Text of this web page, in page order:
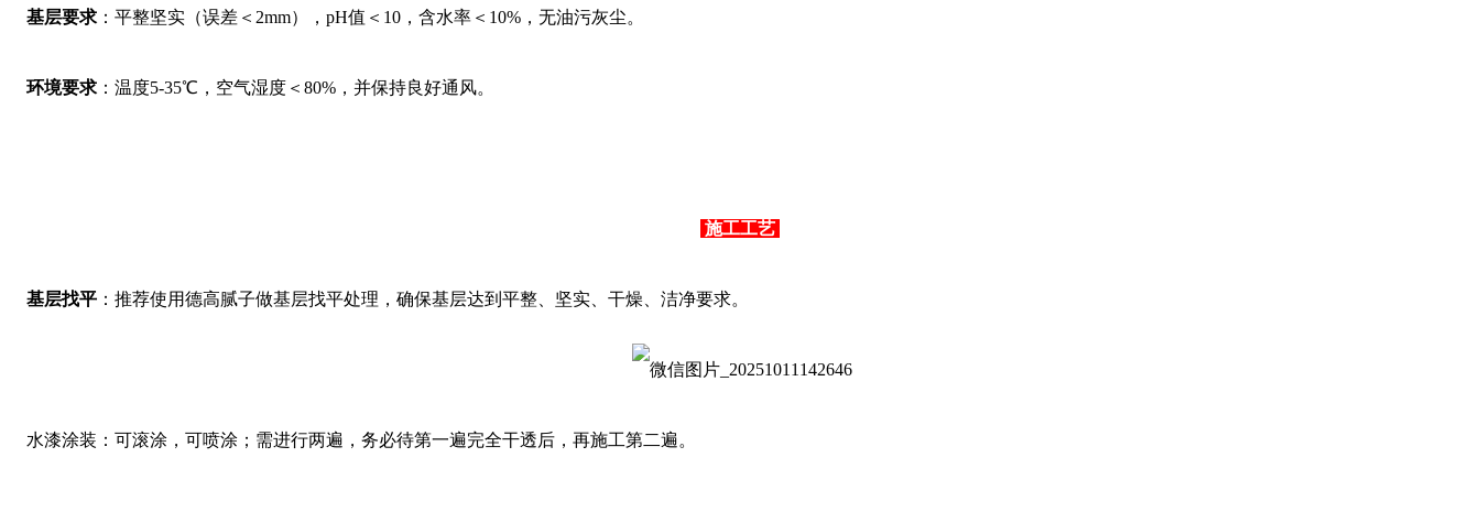
基层要求：平整坚实（误差＜2mm），pH值＜10，含水率＜10%，无油污灰尘。
环境要求：温度5-35℃，空气湿度＜80%，并保持良好通风。
施工工艺
基层找平 ：推荐使用德高腻子做基层找平处理，确保基层达到平整、坚实、干燥、洁净要求。
水漆涂装：可滚涂，可喷涂；需进行两遍，务必待第一遍完全干透后，再施工第二遍。